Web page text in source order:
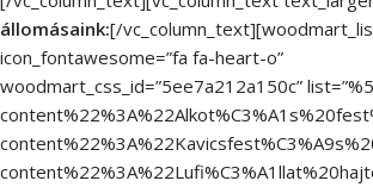
állomásaink:[/
icon_fontawesome=”fa fa-heart-o”
woodmart_css_id=”5ee7a212a150c”